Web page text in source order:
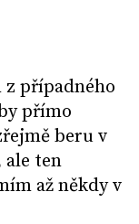
z případného
přímo
beru v
ale ten
až někdy v